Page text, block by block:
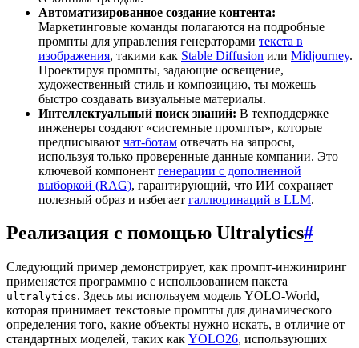
Автоматизированное создание контента:
Маркетинговые команды полагаются на подробные
промпты для управления генераторами текста в
изображения, такими как Stable Diffusion или Midjourney.
Проектируя промпты, задающие освещение,
художественный стиль и композицию, ты можешь
быстро создавать визуальные материалы.
Интеллектуальный поиск знаний: В техподдержке
инженеры создают «системные промпты», которые
предписывают чат-ботам отвечать на запросы,
используя только проверенные данные компании. Это
ключевой компонент генерации с дополненной
выборкой (RAG), гарантирующий, что ИИ сохраняет
полезный образ и избегает галлюцинаций в LLM.
Реализация с помощью Ultralytics#
Следующий пример демонстрирует, как промпт-инжиниринг
применяется программно с использованием пакета
ultralytics. Здесь мы используем модель YOLO-World,
которая принимает текстовые промпты для динамического
определения того, какие объекты нужно искать, в отличие от
стандартных моделей, таких как YOLO26, использующих